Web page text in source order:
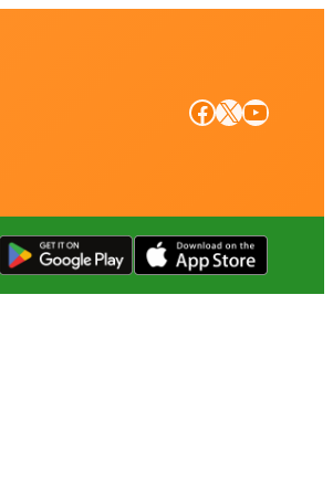
Facebook X YouTube